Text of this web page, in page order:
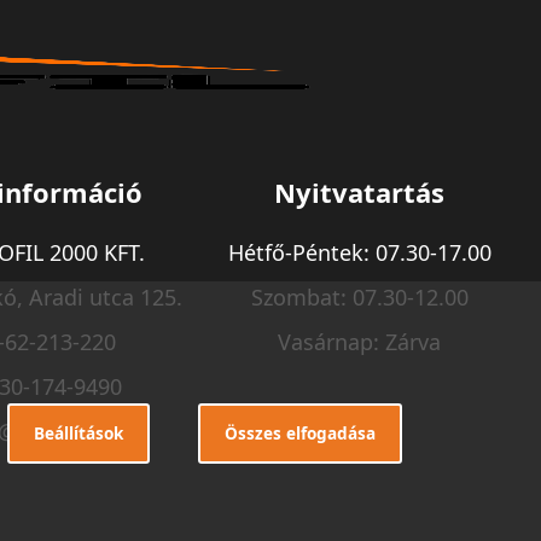
2000 KFT.
Aradi utca 125.
62-213-220
174-9490
profil.hu
Nyitvatartás
Hétfő-Péntek: 07.30-17.00
Szombat: 07.30-12.00
Vasárnap: Zárva
Beállítások Összes elfogadása